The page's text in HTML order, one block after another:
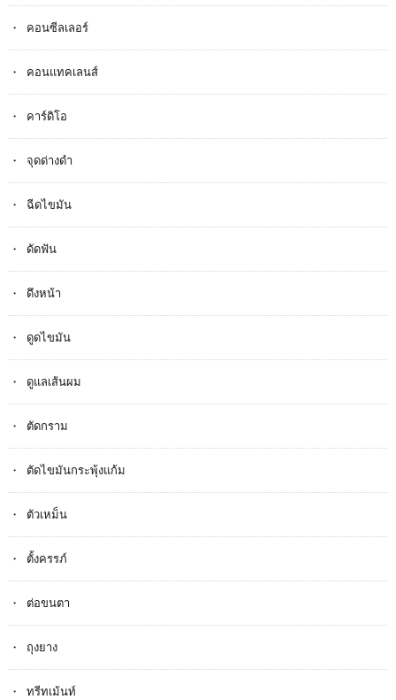
คอนซีลเลอร์
คอนแทคเลนส์
คาร์ดิโอ
จุดด่างดำ
ฉีดไขมัน
ดัดฟัน
ดึงหน้า
ดูดไขมัน
ดูแลเส้นผม
ตัดกราม
ตัดไขมันกระพุ้งแก้ม
ตัวเหม็น
ตั้งครรภ​์
ต่อขนตา
ถุงยาง
ทรีทเม้นท์